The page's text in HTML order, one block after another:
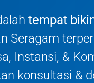
tempat
Seragam
Instansi, &
konsultasi &